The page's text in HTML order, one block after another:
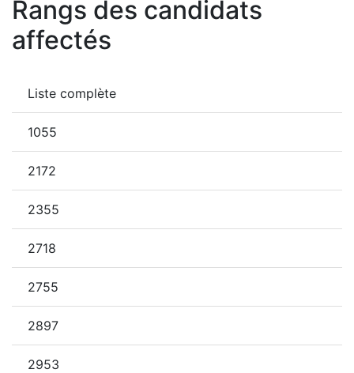
Rangs des candidats
affectés
Liste complète
1055
2172
2355
2718
2755
2897
2953